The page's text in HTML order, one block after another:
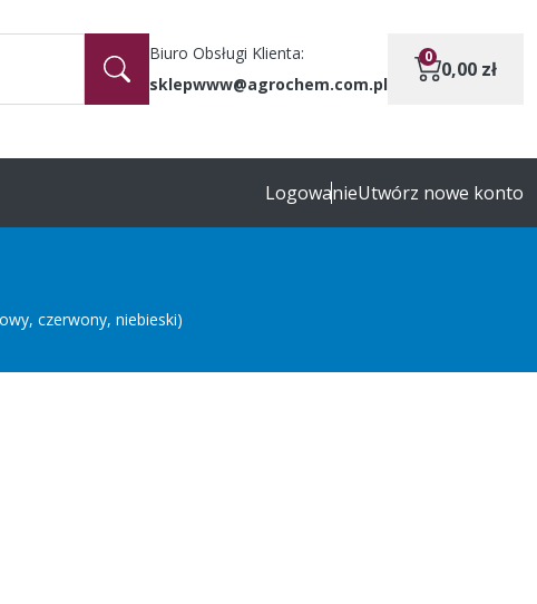
Biuro Obsługi Klienta:
sklepwww@agrochem.com.pl
0
0,00 zł
LogowanieUtwórz nowe konto
czerwony, niebieski)